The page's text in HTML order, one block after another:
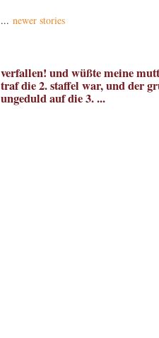
... newer stories
verfallen! und wüßte meine
traf die 2. staffel war, und der
ungeduld auf die 3. ...